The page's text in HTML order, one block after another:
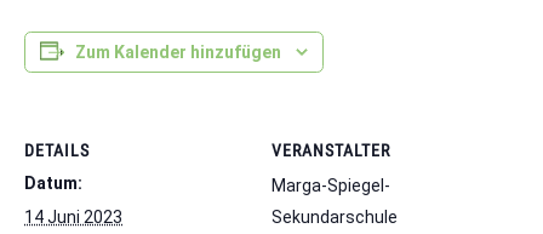
Zum Kalender hinzufügen
DETAILS
Datum:
14 Juni 2023
VERANSTALTER
Marga-Spiegel-
Sekundarschule